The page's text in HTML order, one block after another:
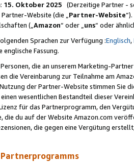
: 15. Oktober 2025 (Derzeitige Partner -
Website (die „Partner-Website
(„Amazon“ oder „uns“ oder
Sprachen zur Verfügung :Englisch,
Fassung.
die an unserem Marketing-
die Vereinbarung zur Teilnahme am
der Partner-Website stimmen Sie
wesentlichen Bestandteil dieser
für das Partnerprogramm, den
die du auf der Website Amazon.com
die gegen eine Vergütung
Partnerprogramms